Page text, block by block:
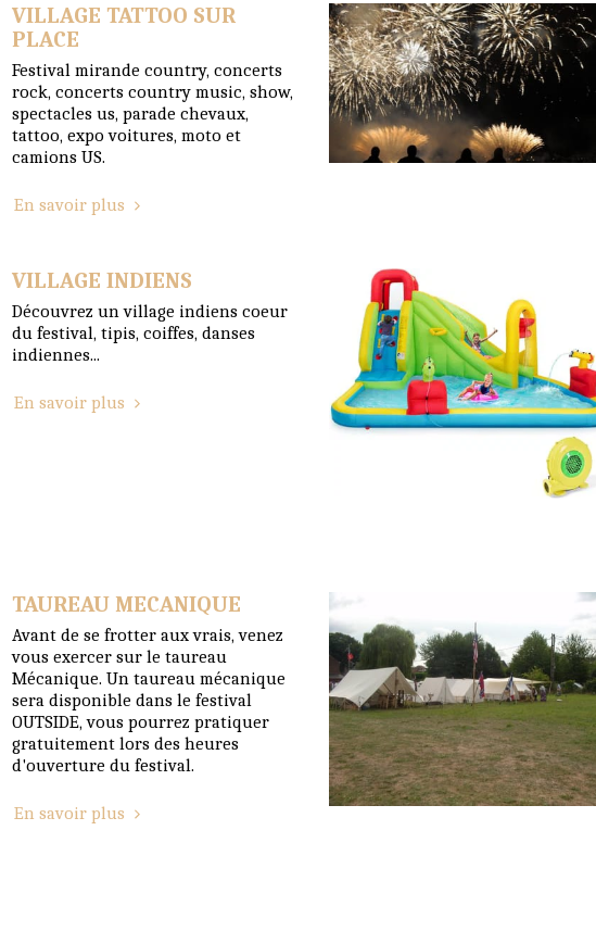
VILLAGE TATTOO SUR
PLACE
Festival mirande country, concerts
rock, concerts country music, show,
spectacles us, parade chevaux,
tattoo, expo voitures, moto et
camions US.
En savoir plus
VILLAGE INDIENS
Découvrez un village indiens coeur
du festival, tipis, coiffes, danses
indiennes...
En savoir plus
TAUREAU MECANIQUE
Avant de se frotter aux vrais, venez
vous exercer sur le taureau
Mécanique. Un taureau mécanique
sera disponible dans le festival
OUTSIDE, vous pourrez pratiquer
gratuitement lors des heures
d'ouverture du festival.
En savoir plus